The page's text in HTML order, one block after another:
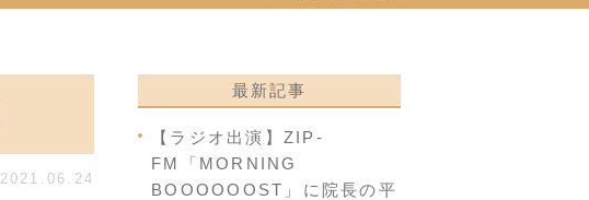
2021.06.24
最新記事
【ラジオ出演】ZIP-
FM「MORNING
BOOOOOOST」に院長の平